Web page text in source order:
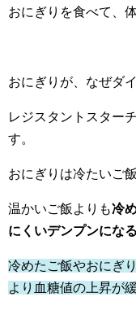
おにぎりを食べて、
おにぎりが、なぜダ
レジスタントスター
す。
おにぎりは冷たいご
温かいご飯よりも冷
にくいデンプンになる
冷めたご飯やおにぎ
より血糖値の上昇が